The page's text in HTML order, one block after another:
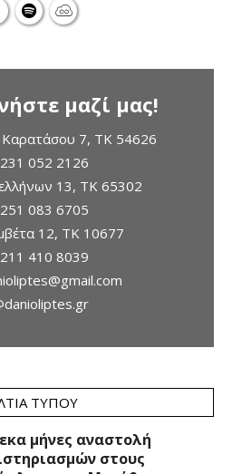
μαζί μας!
7, TK 54626
231 052 2126
13, ΤΚ 65302
251 083 6705
12, ΤΚ 10677
211 410 8039
ΤΎΠΟΥ
μήνες αναστολή
στους